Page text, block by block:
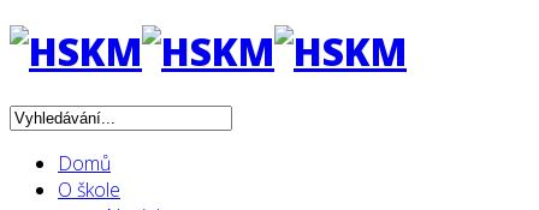
Domů
O škole